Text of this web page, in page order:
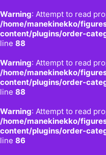
Warning: Attempt to read
/home/manekinekko/
content/plugins/order-
line 88
Warning: Attempt to read
/home/manekinekko/
content/plugins/order-
line 88
Warning: Attempt to read
/home/manekinekko/
content/plugins/order-
line 86